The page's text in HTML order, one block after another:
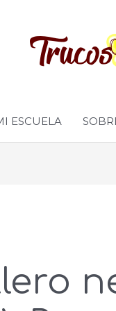
ESCUELA